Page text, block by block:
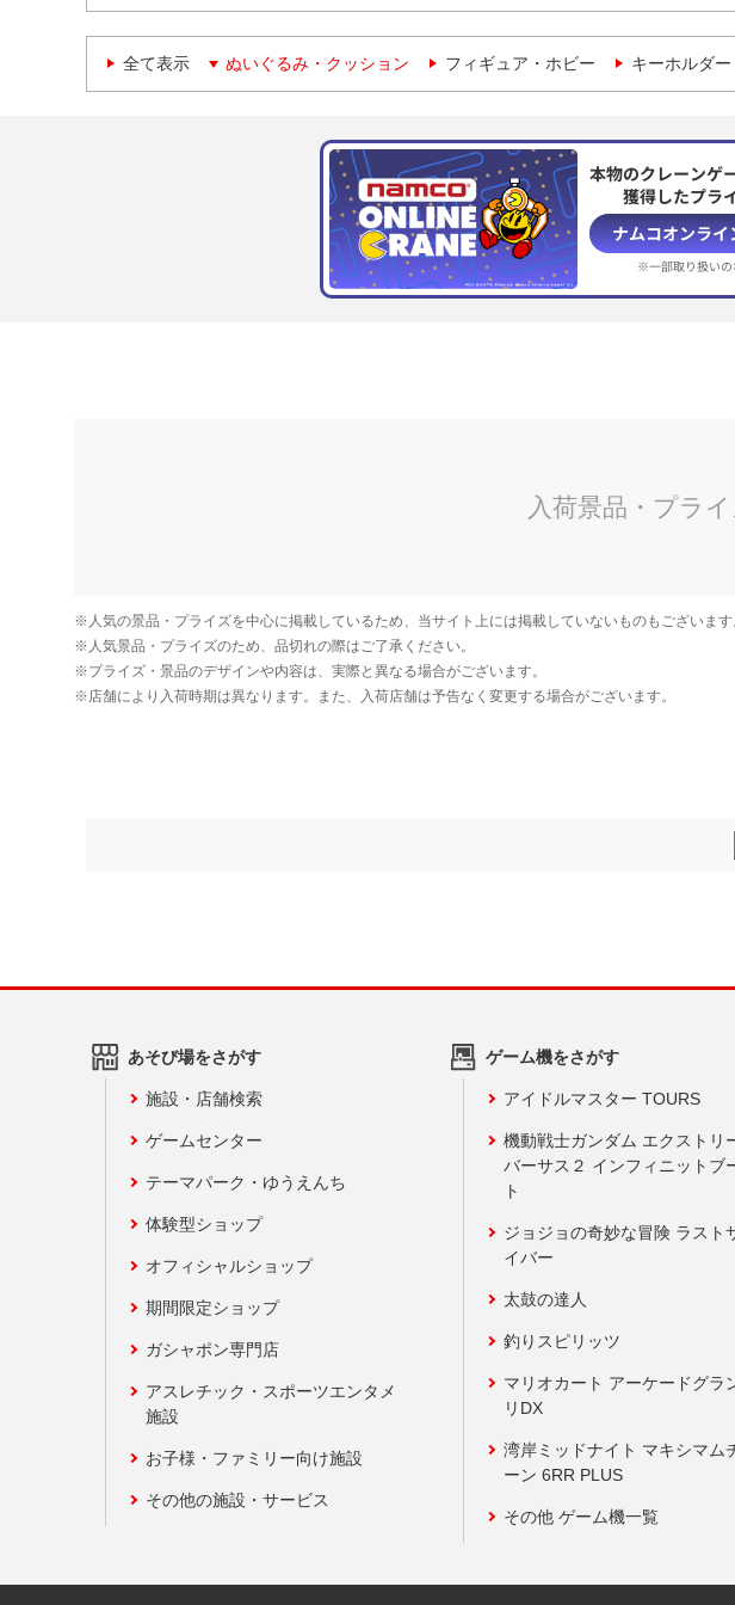
全て表示 ぬいぐるみ・クッション フィギュア・ホビー キーホルダ
本物のクレーンゲ
獲得したプラ
ナムコオンライ
※一部取り扱いの
あそび場をさがす
施設・店舗検索
ゲームセンター
テーマパーク・ゆうえんち
体験型ショップ
オフィシャルショップ
期間限定ショップ
ガシャポン専門店
アスレチック・スポーツエンタメ
施設
お子様・ファミリー向け施設
その他の施設・サービス
ゲーム機をさがす
アイドルマスター TOURS
機動戦士ガンダム エクストリ
バーサス２ インフィニットブ
ト
ジョジョの奇妙な冒険 ラスト
イバー
太鼓の達人
釣りスピリッツ
マリオカート アーケードグラ
リDX
湾岸ミッドナイト マキシマム
ーン 6RR PLUS
その他 ゲーム機一覧